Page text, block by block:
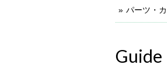
パーツ・
Guide